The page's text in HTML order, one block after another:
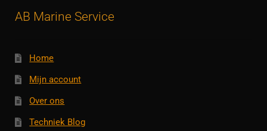
AB Marine Service
Home
Mijn account
Over ons
Techniek Blog